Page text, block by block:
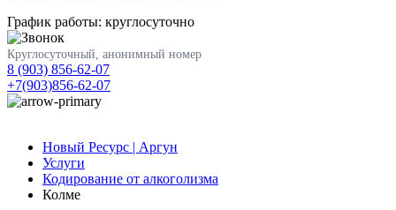
График работы: круглосуточно
Круглосуточный, анонимный номер
8 (903) 856-62-07
+7(903)856-62-07
Новый Ресурс | Аргун
Услуги
Кодирование от алкоголизма
Колме